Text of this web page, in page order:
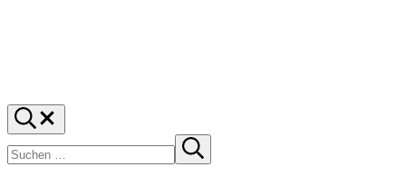
f1rstlife
Und
was
denkst
du?
Suchen
…
Suche
starten